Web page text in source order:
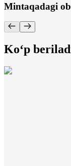
Mintaqadagi
Ko‘p